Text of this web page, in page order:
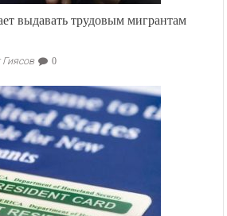
выдавать трудовым мигрантам
0